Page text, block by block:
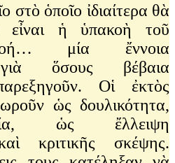
στὸ ὁποῖο ἰδιαίτερα θὰ
ἡ ὑπακοὴ τοῦ
μία ἔννοια
γιὰ ὅσους βέβαια
Οἱ ἐκτὸς
ὡς δουλικότητα,
ὡς ἔλλειψη
κριτικῆς σκέψης.